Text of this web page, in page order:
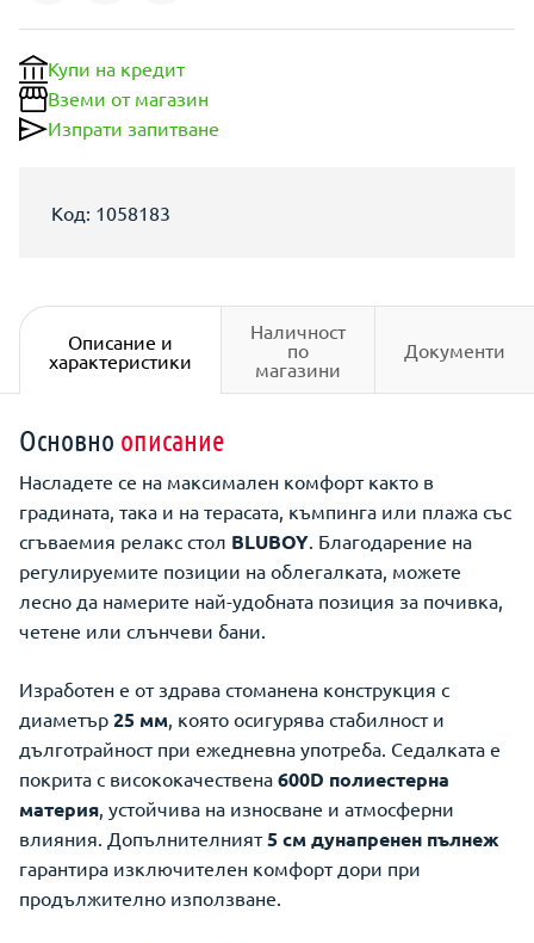
Купи на кредит
Вземи от магазин
Изпрати запитване
Код: 1058183
Описание и
характеристики
Наличност
по
магазини
Документи
Основно описание
Насладете се на максимален комфорт както в
градината, така и на терасата, къмпинга или плажа със
сгъваемия релакс стол BLUBOY. Благодарение на
регулируемите позиции на облегалката, можете
лесно да намерите най-удобната позиция за почивка,
четене или слънчеви бани.
Изработен е от здрава стоманена конструкция с
диаметър 25 мм, която осигурява стабилност и
дълготрайност при ежедневна употреба. Седалката е
покрита с висококачествена 600D полиестерна
материя, устойчива на износване и атмосферни
влияния. Допълнителният5 см дунапренен пълнеж
гарантира изключителен комфорт дори при
продължително използване.